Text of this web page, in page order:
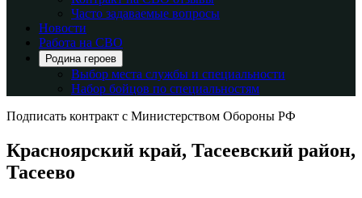
Часто задаваемые вопросы
Новости
Работа на СВО
Родина героев
Выбор места службы и специальности
Набор бойцов по специальностям
Подписать контракт с Министерством Обороны РФ
Красноярский край, Тасеевский район,
Тасеево